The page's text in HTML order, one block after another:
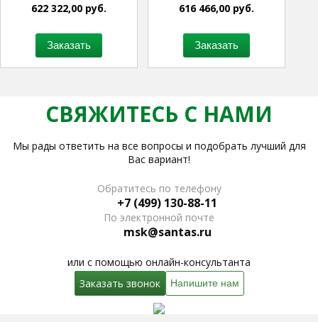
622 322,00 руб.
Заказать
616 466,00 руб.
Заказать
СВЯЖИТЕСЬ С НАМИ
Мы рады ответить на все вопросы и подобрать лучший для
Вас вариант!
Обратитесь по телефону
+7 (499) 130-88-11
По электронной почте
msk@santas.ru
или с помощью онлайн-консультанта
Заказать звонок
Напишите нам